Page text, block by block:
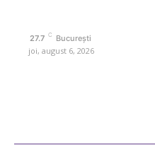
27.7 C București
joi, august 6, 2026